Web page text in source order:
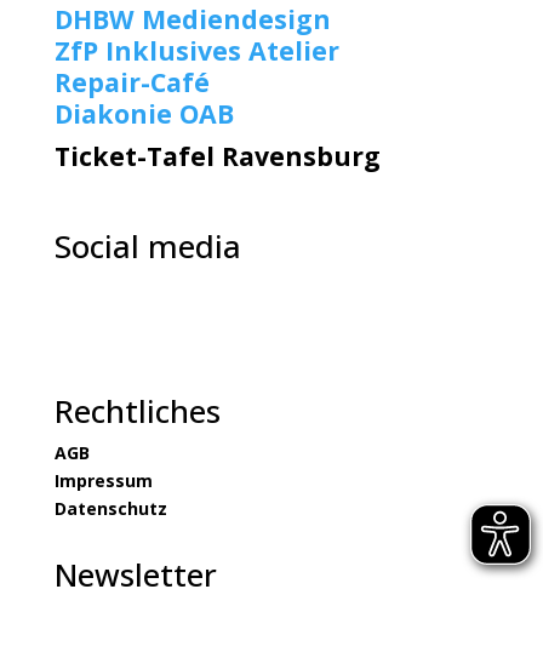
DHBW Mediendesign
ZfP Inklusives Atelier
Repair-Café
Diakonie OAB
Ticket-Tafel Ravensburg
Social media
Rechtliches
AGB
Impressum
Datenschutz
Newsletter